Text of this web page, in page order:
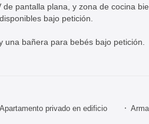
pantalla plana, y zona de cocina
bajo petición.
bañera para bebés bajo petición.
Apartamento privado en edificio